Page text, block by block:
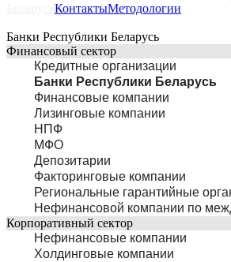
КонтактыМетодологии
Банки Республики Беларусь
Финансовый сектор
Кредитные организации
Банки Республики Беларусь
Финансовые компании
Лизинговые компании
НПФ
МФО
Депозитарии
Факторинговые компании
Региональные гарантийные
Нефинансовой компании по
Корпоративный сектор
Нефинансовые компании
Холдинговые компании